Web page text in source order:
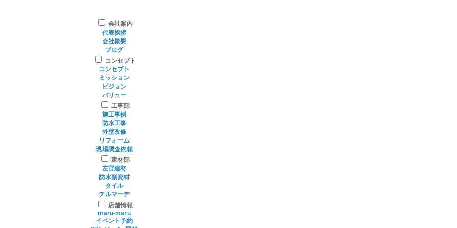
会社案内
代表挨拶
会社概要
ブログ
コンセプト
コンセプト
ミッション
ビジョン
バリュー
工事部
施工事例
防水工事
外壁改修
リフォーム
現場調査依頼
建材部
左官建材
防水副資材
タイル
チルマーデ
店舗情報
maru-maru
イベント予約